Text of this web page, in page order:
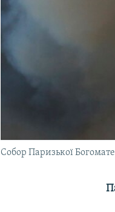
Собор Паризької